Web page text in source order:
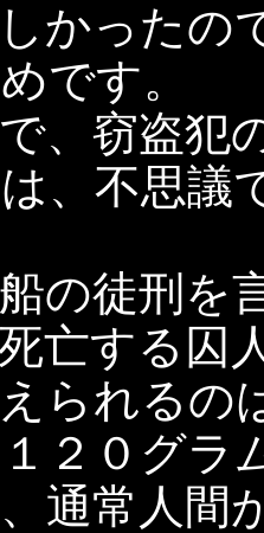
かったの
です。
、窃盗犯
、不思議
の徒刑を
亡する囚
られるの
２０グラ
通常人間